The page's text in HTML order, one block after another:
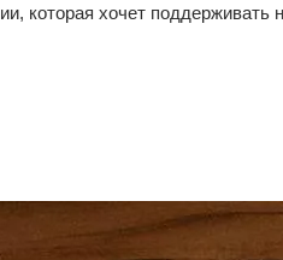
которая хочет поддерживать